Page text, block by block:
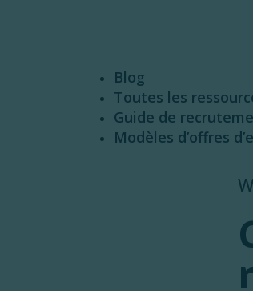
Blog
Toutes les
Guide de
Modèles d’offres